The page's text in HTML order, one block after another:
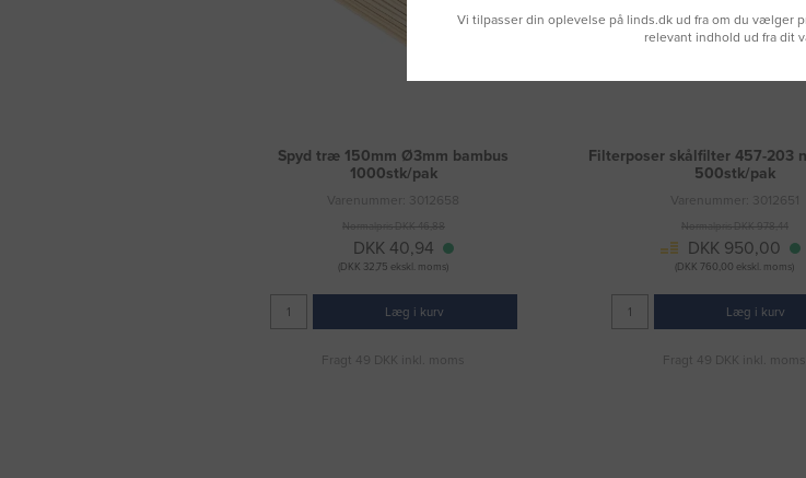
Spyd træ 150mm Ø3mm bambus
1000stk/pak
Varenummer: 3012658
Normalpris DKK 46,88
DKK 40,94
(DKK 32,75 ekskl. moms)
Læg i kurv
Fragt 49 DKK inkl. moms
Filterposer skålfilter 457-203
500stk/pak
Varenummer: 3012651
Normalpris DKK 978,44
DKK 950,00
(DKK 760,00 ekskl. moms)
Læg i kurv
Fragt 49 DKK inkl. moms
Vi tilpasser din oplevelse på linds.dk ud fra om du vælger
relevant indhold ud fra dit